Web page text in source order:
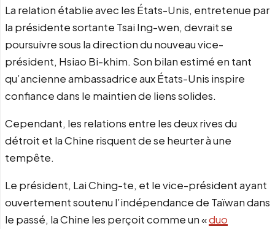
La relation établie avec les États-Unis, entretenue par
la présidente sortante Tsai Ing-wen, devrait se
poursuivre sous la direction du nouveau vice-
président, Hsiao Bi-khim. Son bilan estimé en tant
qu’ancienne ambassadrice aux États-Unis inspire
confiance dans le maintien de liens solides.
Cependant, les relations entre les deux rives du
détroit et la Chine risquent de se heurter à une
tempête.
Le président, Lai Ching-te, et le vice-président ayant
ouvertement soutenu l’indépendance de Taïwan dans
le passé, la Chine les perçoit comme un «duo